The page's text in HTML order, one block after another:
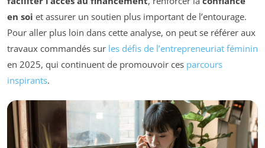
en soi et assurer un soutien plus important de l’entourage.
Pour aller plus loin dans cette analyse, on peut se référer aux
travaux commandés sur les défis de l’entrepreneuriat féminin
en 2025, qui continuent de promouvoir ces parcours
inspirants.